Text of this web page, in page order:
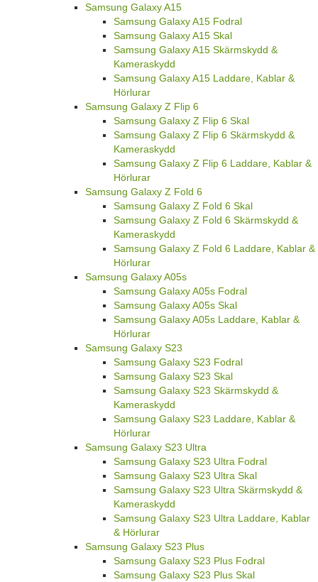
Samsung Galaxy A15
Samsung Galaxy A15 Fodral
Samsung Galaxy A15 Skal
Samsung Galaxy A15 Skärmskydd &
Kameraskydd
Samsung Galaxy A15 Laddare, Kablar &
Hörlurar
Samsung Galaxy Z Flip 6
Samsung Galaxy Z Flip 6 Skal
Samsung Galaxy Z Flip 6 Skärmskydd &
Kameraskydd
Samsung Galaxy Z Flip 6 Laddare, Kablar &
Hörlurar
Samsung Galaxy Z Fold 6
Samsung Galaxy Z Fold 6 Skal
Samsung Galaxy Z Fold 6 Skärmskydd &
Kameraskydd
Samsung Galaxy Z Fold 6 Laddare, Kablar &
Hörlurar
Samsung Galaxy A05s
Samsung Galaxy A05s Fodral
Samsung Galaxy A05s Skal
Samsung Galaxy A05s Laddare, Kablar &
Hörlurar
Samsung Galaxy S23
Samsung Galaxy S23 Fodral
Samsung Galaxy S23 Skal
Samsung Galaxy S23 Skärmskydd &
Kameraskydd
Samsung Galaxy S23 Laddare, Kablar &
Hörlurar
Samsung Galaxy S23 Ultra
Samsung Galaxy S23 Ultra Fodral
Samsung Galaxy S23 Ultra Skal
Samsung Galaxy S23 Ultra Skärmskydd &
Kameraskydd
Samsung Galaxy S23 Ultra Laddare, Kablar
& Hörlurar
Samsung Galaxy S23 Plus
Samsung Galaxy S23 Plus Fodral
Samsung Galaxy S23 Plus Skal